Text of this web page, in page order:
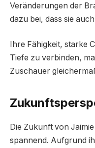
Veränderungen der
dazu bei, dass sie
Ihre Fähigkeit, starke
Tiefe zu verbinden,
Zuschauer
Die Zukunft von
spannend. Aufgrund